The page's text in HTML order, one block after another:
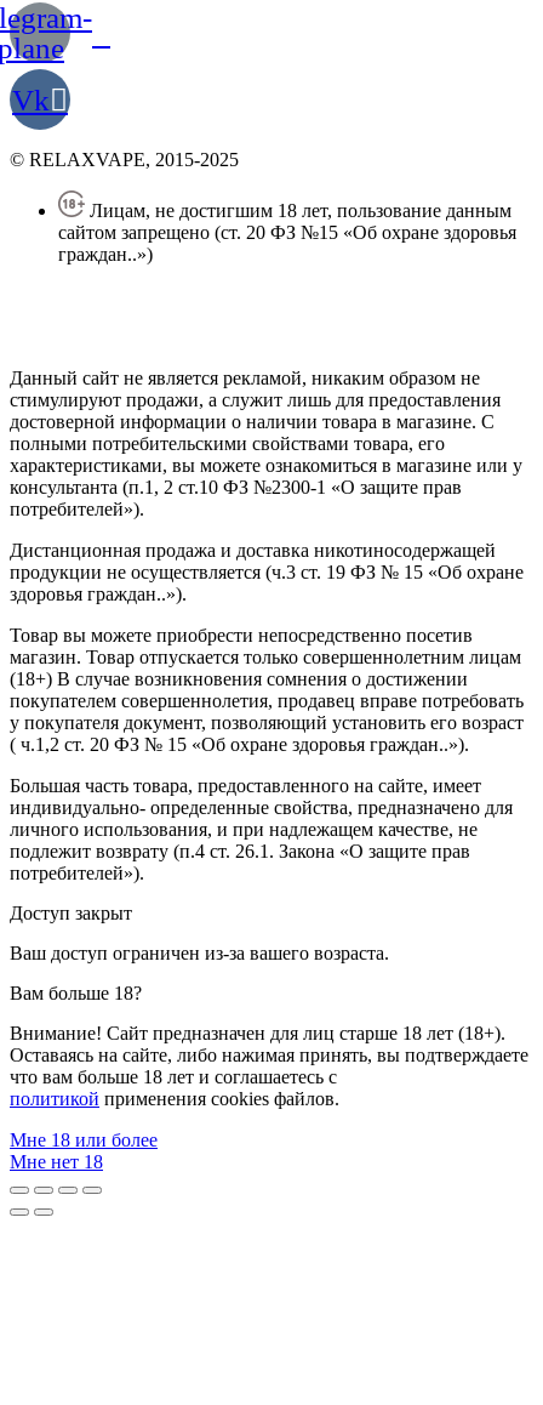
Vk
© RELAXVAPE, 2015-2025
Лицам, не достигшим 18 лет, пользование данным
сайтом запрещено (ст. 20 ФЗ №15 «Об охране здоровья
граждан..»)
Данный сайт не является рекламой, никаким образом не
стимулируют продажи, а служит лишь для предоставления
достоверной информации о наличии товара в магазине. С
полными потребительскими свойствами товара, его
характеристиками, вы можете ознакомиться в магазине или у
консультанта (п.1, 2 ст.10 ФЗ №2300-1 «О защите прав
потребителей»).
Дистанционная продажа и доставка никотиносодержащей
продукции не осуществляется (ч.3 ст. 19 ФЗ № 15 «Об охране
здоровья граждан..»).
Товар вы можете приобрести непосредственно посетив
магазин. Товар отпускается только совершеннолетним лицам
(18+) В случае возникновения сомнения о достижении
покупателем совершеннолетия, продавец вправе потребовать
у покупателя документ, позволяющий установить его возраст
( ч.1,2 ст. 20 ФЗ № 15 «Об охране здоровья граждан..»).
Большая часть товара, предоставленного на сайте, имеет
индивидуально- определенные свойства, предназначено для
личного использования, и при надлежащем качестве, не
подлежит возврату (п.4 ст. 26.1. Закона «О защите прав
потребителей»).
Доступ закрыт
Ваш доступ ограничен из-за вашего возраста.
Вам больше 18?
Внимание! Сайт предназначен для лиц старше 18 лет (18+).
Оставаясь на сайте, либо нажимая принять, вы подтверждаете
что вам больше 18 лет и соглашаетесь с
политикой применения cookies файлов.
Мне 18 или более
Мне нет 18